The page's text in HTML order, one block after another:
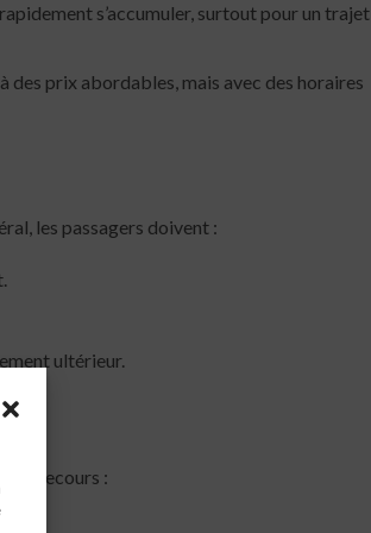
s’accumuler, surtout pour un trajet
des prix abordables, mais avec des horaires
les passagers doivent :
ultérieur.
recours :